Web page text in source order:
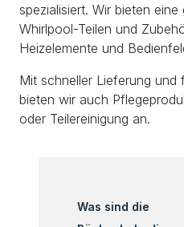
spezialisiert. Wir bieten
Whirlpool-Teilen und
Heizelemente und
Mit schneller Lieferung und
bieten wir auch
oder Teilereinigung an.
Was sind die